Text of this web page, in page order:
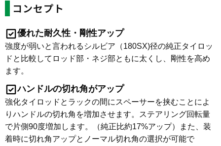
コンセプト
優れた耐久性・剛性アップ
強度が弱いと言われるシルビア（180SX)径の純正タイロッ
ドと比較してロッド部・ネジ部ともに太くし、剛性を高め
ます。
ハンドルの切れ角がアップ
強化タイロッドとラックの間にスペーサーを挟むことによ
りハンドルの切れ角を増加させます。ステアリング回転量
で片側90度増加します。（純正比約17%アップ）また、装
着時に切れ角アップとノーマル切れ角の選択が可能で